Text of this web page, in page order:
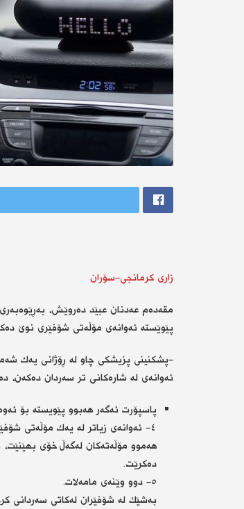
زاری كرمانجی-سۆران
مقەدەم عەدنان عبێد دەروێش،
پێوێستە ئەوانەی مۆڵەتی شۆفێری نوێ
-پشكنینی پزیشكی چاو لە ڕۆژانی یەك
ئەوانەی لە شارەكانی تر سەردان دەكەن،
پاسپۆرت ئەگەر هەبوو پێویستە بۆ
٤- ئەوانەی زیاتر لە یەك مۆڵەتی
هەموو مۆڵەتەكان لەگەڵ خۆی
دەكرێت.
٥- دوو وێنەی مامەلات.
بەشێك لە شۆفێران لەكاتی سەردانی